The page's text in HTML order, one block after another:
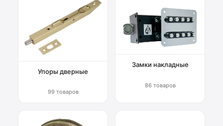
Упоры дверные
99 товаров
Замки накладные
86 товаров